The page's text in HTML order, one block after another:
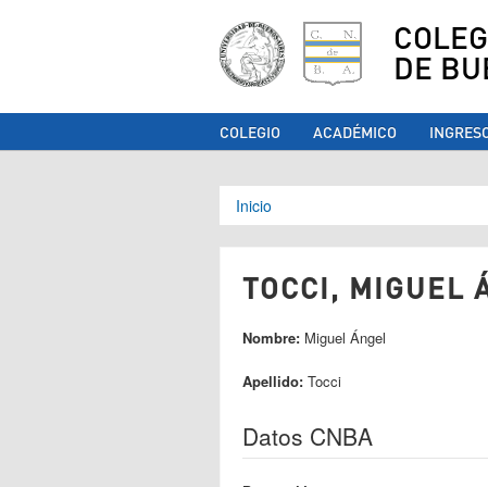
DE
COLEGIO ACADÉMICO
Se encuentra
Inicio
TOCCI, MIGUEL
Nombre: Miguel Ángel
Apellido: Tocci
Datos CNBA